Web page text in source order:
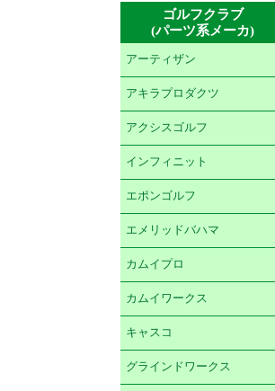
ゴルフクラブ
(パーツ系メーカ)
アーティザン
アキラプロダクツ
アクシスゴルフ
インフィニット
エポンゴルフ
エメリッドバハマ
カムイプロ
カムイワークス
キャスコ
グラインドワークス